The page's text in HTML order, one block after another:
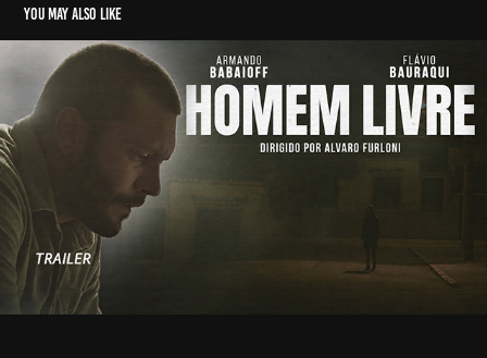
You may also like